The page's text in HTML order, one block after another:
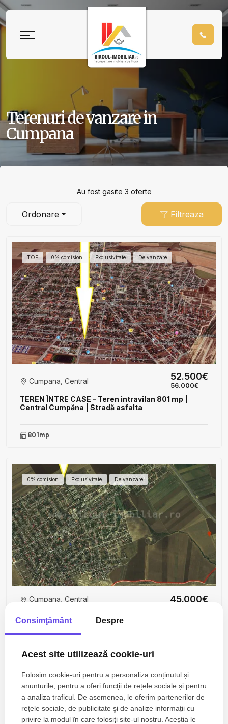
Terenuri de vanzare in
Cumpana
Au fost gasite 3 oferte
Ordonare Filtreaza
TOP 0% comision Exclusivitate De vanzare
TEREN ÎNTRE CASE – Teren intravilan 801 mp |
Central Cumpăna | Stradă asfalta
Cumpana, Central 52.500€
56.000€
801mp
0% comision Exclusivitate De vanzare
| 0% comision
Cumpana, Central 45.000€
507mp
0% comision De vanzare
Consimţământ Despre
Acest site utilizează cookie-uri
Folosim cookie-uri pentru a personaliza conținutul și
anunțurile, pentru a oferi funcţii de rețele sociale și pentru
a analiza traficul. De asemenea, le oferim partenerilor de
rețele sociale, de publicitate şi de analize informații cu
privire la modul în care folosiți site-ul nostru. Aceștia le